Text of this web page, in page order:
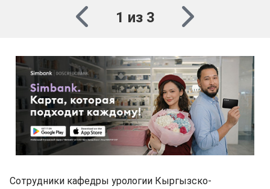
1 из 3
Сотрудники кафедры урологии Кыргызско-